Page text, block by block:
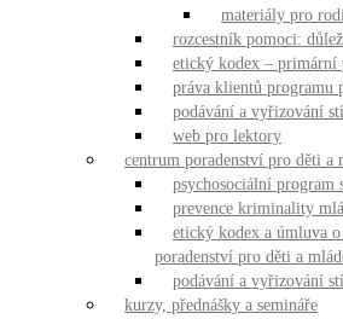
materiály pro
rozcestník pomoci:
etický kodex – primární
práva klientů programu
podávání a vyřizování
web pro lektory
centrum poradenství pro děti a
psychosociální program
prevence kriminality
etický kodex a úmluva
poradenství pro děti a
podávání a vyřizování
kurzy, přednášky a semináře